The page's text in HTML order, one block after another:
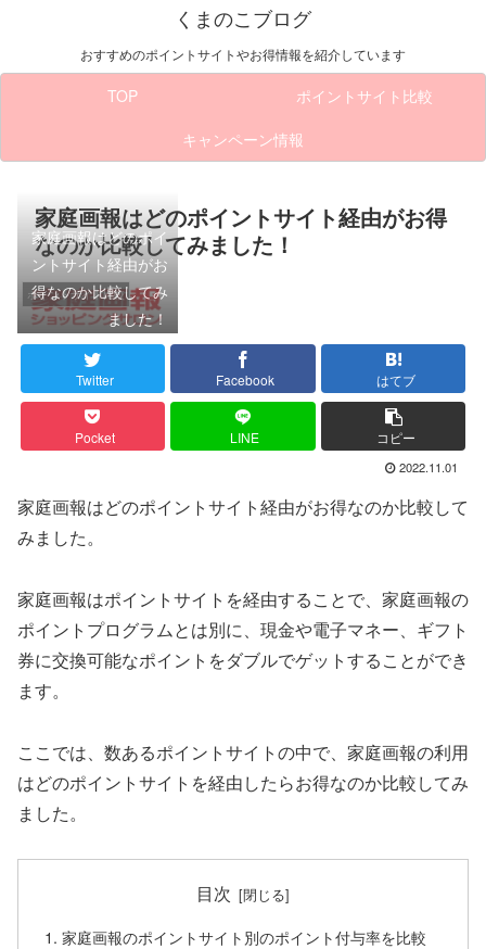
くまのこブログ
おすすめのポイントサイトやお得情報を紹介しています
TOP
ポイントサイト比較
キャンペーン情報
家庭画報はどのポイントサイト経由がお得
なのか比較してみました！
ポイントサイト比較
家庭画報はどのポイ
ントサイト経由がお
得なのか比較してみ
ました！
Twitter Facebook はてブ
Pocket LINE コピー
2022.11.01
家庭画報はどのポイントサイト経由がお得なのか比較して
みました。
家庭画報はポイントサイトを経由することで、家庭画報の
ポイントプログラムとは別に、現金や電子マネー、ギフト
券に交換可能なポイントをダブルでゲットすることができ
ます。
ここでは、数あるポイントサイトの中で、家庭画報の利用
はどのポイントサイトを経由したらお得なのか比較してみ
ました。
目次
家庭画報のポイントサイト別のポイント付与率を比較